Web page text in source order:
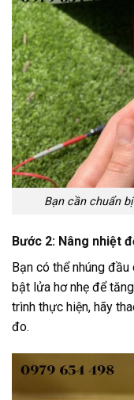
Bạn cần chuẩn
Bước 2: Nâng nhiệt
Bạn có thể nhúng
bật lửa hơ nhẹ để
trình thực hiện, hãy
đo.